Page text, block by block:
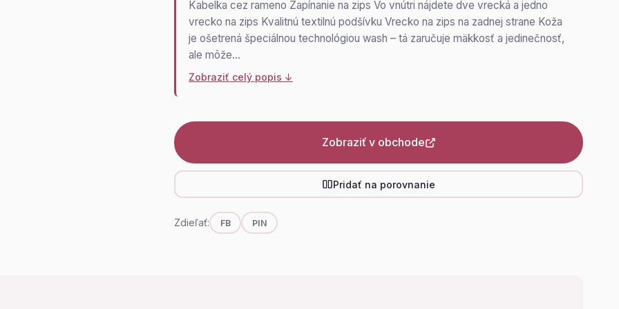
Kabelka cez rameno Zapínanie na zips Vo vnútri nájdete dve vrecká a jedno
vrecko na zips Kvalitnú textilnú podšívku Vrecko na zips na zadnej strane Koža
je ošetrená špeciálnou technológiou wash – tá zaručuje mäkkosť a jedinečnosť,
ale môže…
Zobraziť celý popis ↓
Zobraziť v obchode
Pridať na porovnanie
Zdieľať: FB PIN